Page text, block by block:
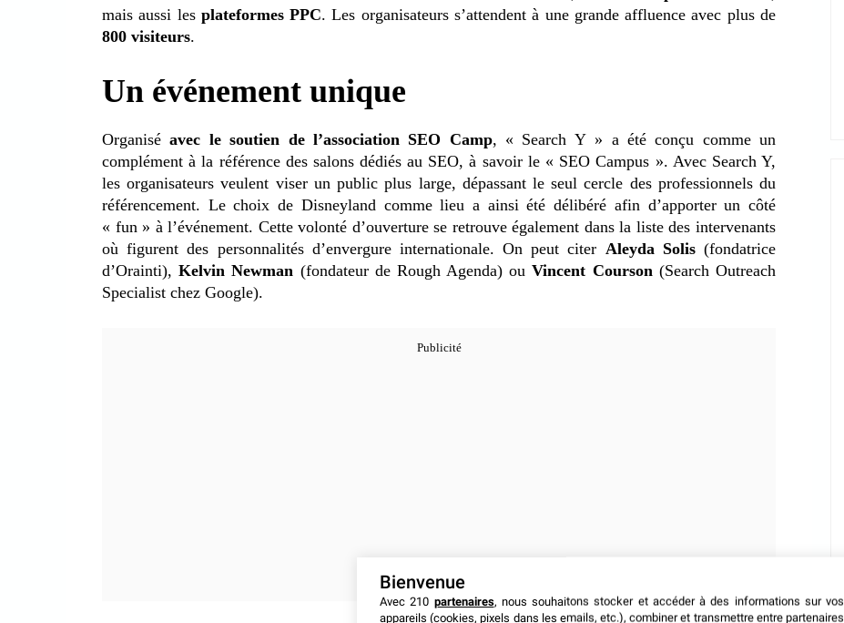
mais aussi les plateformes PPC. Les organisateurs s’attendent à une grande affluence avec plus de
800 visiteurs.
Un événement unique
Organiséavec le soutien de l’association SEO Camp, « Search Y » a été conçu comme un
complément à la référence des salons dédiés au SEO, à savoir le « SEO Campus ». Avec Search Y,
les organisateurs veulent viser un public plus large, dépassant le seul cercle des professionnels du
référencement. Le choix de Disneyland comme lieu a ainsi été délibéré afin d’apporter un côté
« fun » à l’événement. Cette volonté d’ouverture se retrouve également dans la liste des intervenants
où figurent des personnalités d’envergure internationale. On peut citer Aleyda Solis(fondatrice
d’Orainti),Kelvin Newman (fondateur de Rough Agenda) ouVincent Courson (Search Outreach
Specialist chez Google).
Bienvenue
Avec 210 partenaires, nous souhaitons stocker et accéder à des informations sur vos
appareils (cookies, pixels dans les emails, etc.), combiner et transmettre entre partenaires